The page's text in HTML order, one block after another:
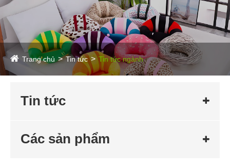
Trang chủ Tin tức Tin tức ngành
Tin tức
Các sản phẩm